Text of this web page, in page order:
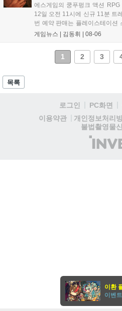
에스게임의 쿵푸펑크 액션 RPG
12일 오전 11시에 신규 11분 트
번 예약 판매는 플레이스테이션
진행되며, 개발이 완료된 게임은
콤보 액션과 세미 오픈월드 환경
게임뉴스 | 김동휘 08-06
1 2 3
목록
로그인 PC화면
이용약관
개인정보처리
불법촬영물
(
인
이환
이벤